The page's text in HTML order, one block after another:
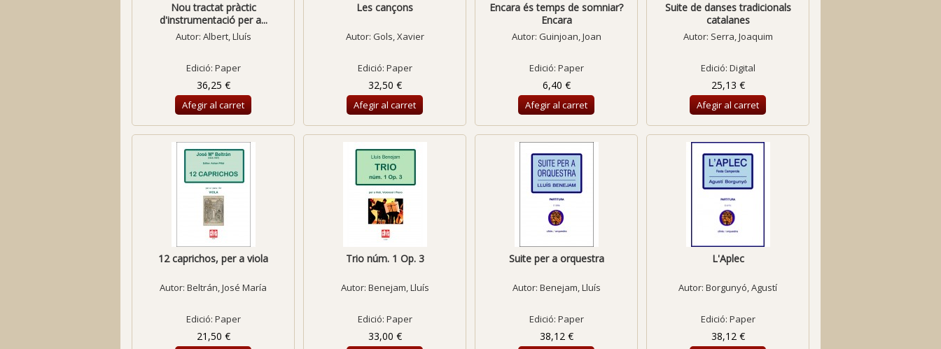
Nou tractat pràctic
d'instrumentació per a...
Autor: Albert, Lluís
Edició: Paper
36,25 €
Afegir al carret
Les cançons
Autor: Gols, Xavier
Edició: Paper
32,50 €
Afegir al carret
Encara és temps de somniar?
Encara
Autor: Guinjoan, Joan
Edició: Paper
6,40 €
Afegir al carret
Suite de danses tradicionals
catalanes
Autor: Serra, Joaquim
Edició: Digital
25,13 €
Afegir al carret
12 caprichos, per a viola
Autor: Beltrán, José María
Edició: Paper
21,50 €
Trio núm. 1 Op. 3
Autor: Benejam, Lluís
Edició: Paper
33,00 €
Suite per a orquestra
Autor: Benejam, Lluís
Edició: Paper
38,12 €
L'Aplec
Autor: Borgunyó, Agustí
Edició: Paper
38,12 €